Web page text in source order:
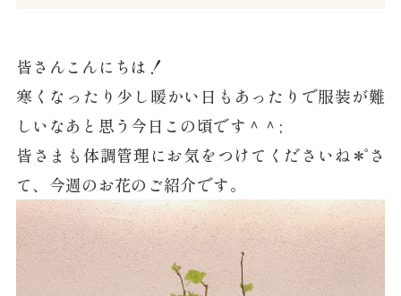
皆さんこんにちは！
寒くなったり少し暖かい日もあったりで服装が難
しいなあと思う今日この頃です＾＾;
皆さまも体調管理にお気をつけてくださいね＊゜さ
て、今週のお花のご紹介です。